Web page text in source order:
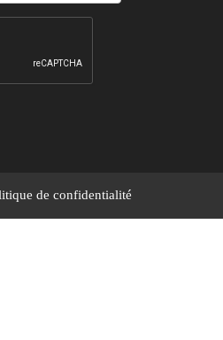
de confidentialité